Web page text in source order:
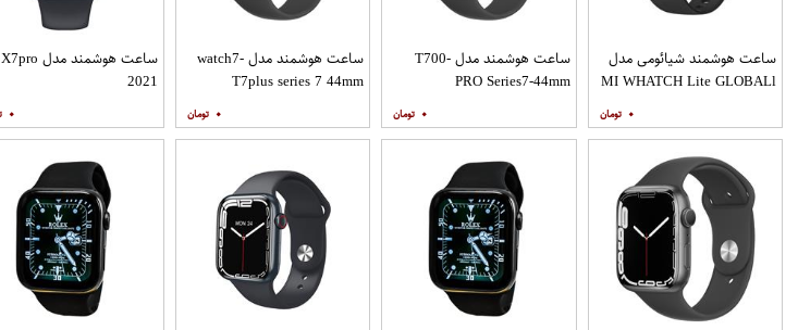
ساعت هوشمند شیائومی مدل
MI WHATCH Lite GLOBALl
۰
ساعت هوشمند مدل T700-
PRO Series7-44mm
۰
ساعت هوشمند مدل watch7-
T7plus series 7 44mm
۰
ساعت هوشمند مدل X7pro
2021
۰